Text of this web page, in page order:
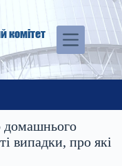
комітет
домашнього
випадки, про які